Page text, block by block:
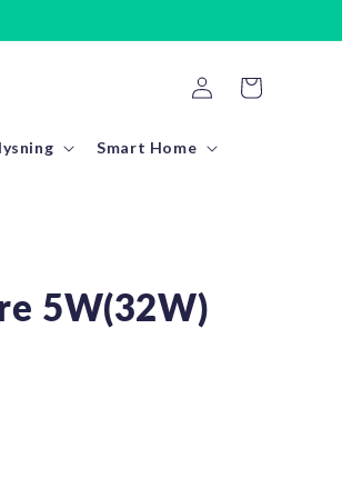
Smart Home
Log
ind
Indkøbskurv
5W(32W)